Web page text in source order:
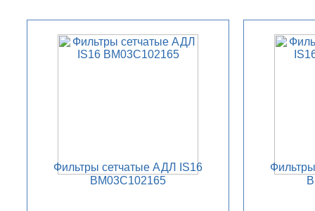
Фильтры сетчатые АДЛ IS16
BM03C102165